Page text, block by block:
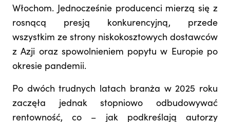
Włochom. Jednocześnie producenci mierzą się z
rosnącą presją konkurencyjną, przede
wszystkim ze strony niskokosztowych dostawców
z Azji oraz spowolnieniem popytu w Europie po
okresie pandemii.
Po dwóch trudnych latach branża w 2025 roku
zaczęła jednak stopniowo odbudowywać
rentowność, co – jak podkreślają autorzy